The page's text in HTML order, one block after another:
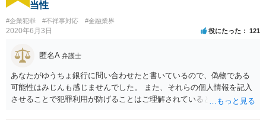
当性
#企業犯罪 #不祥事対応 #金融業界
2020年6月3日 役にたった 121
匿名A 弁護士
あなたがゆうちょ銀行に問い合わせたと書いているので、偽物である
可能性はみじんも感じませんでした。 また、それらの個人情報を記入
させることで犯罪利用が防げることはご理解されているとおりです。
士に同意を求めているだけです。 最初の回答では分かりづらかったの